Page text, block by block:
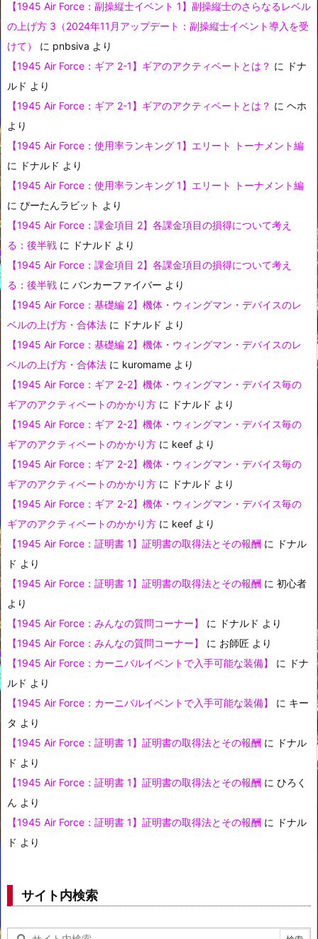
【1945 Air Force：副操縦士イベント 1】副操縦士のさらなるレベル
の上げ方 3（2024年11月アップデート：副操縦士イベント導入を受
けて）
に pnbsiva より
【1945 Air Force：ギア 2-1】ギアのアクティベートとは？ に
ドナ
ルド より
【1945 Air Force：ギア 2-1】ギアのアクティベートとは？ に ヘホ
より
【1945 Air Force：使用率ランキング 1】エリート トーナメント編
に
ドナルド より
【1945 Air Force：使用率ランキング 1】エリート トーナメント編
に ぴーたんラビット より
【1945 Air Force：課金項目 2】各課金項目の損得について考え
る：後半戦 に ドナルド より
【1945 Air Force：課金項目 2】各課金項目の損得について考え
る：後半戦 に バンカーファイバー より
【1945 Air Force：基礎編 2】機体・ウィングマン・デバイスのレ
ベルの上げ方・合体法 に ドナルド より
【1945 Air Force：基礎編 2】機体・ウィングマン・デバイスのレ
ベルの上げ方・合体法 に kuromame より
【1945 Air Force：ギア 2-2】機体・ウィングマン・デバイス毎の
ギアのアクティベートのかかり方 に ドナルド より
【1945 Air Force：ギア 2-2】機体・ウィングマン・デバイス毎の
ギアのアクティベートのかかり方 に keef より
【1945 Air Force：ギア 2-2】機体・ウィングマン・デバイス毎の
ギアのアクティベートのかかり方 に ドナルド より
【1945 Air Force：ギア 2-2】機体・ウィングマン・デバイス毎の
ギアのアクティベートのかかり方 に keef より
【1945 Air Force：証明書 1】証明書の取得法とその報酬 に
ドナル
ド より
【1945 Air Force：証明書 1】証明書の取得法とその報酬 に 初心者
より
【1945 Air Force：みんなの質問コーナー】
に ドナルド より
【1945 Air Force：みんなの質問コーナー】
に お師匠 より
【1945 Air Force：カーニバルイベントで入手可能な装備】
に
ドナ
ルド より
【1945 Air Force：カーニバルイベントで入手可能な装備】
に キー
タ より
【1945 Air Force：証明書 1】証明書の取得法とその報酬 に
ドナル
ド より
【1945 Air Force：証明書 1】証明書の取得法とその報酬 に ひろく
ん より
【1945 Air Force：証明書 1】証明書の取得法とその報酬 に
ドナル
ド より
サイト内検索